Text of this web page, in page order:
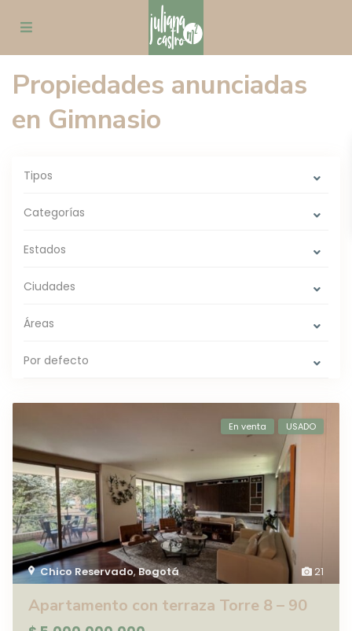
Propiedades anunciadas
en Gimnasio
Tipos
Categorías
Estados
Ciudades
Áreas
Por defecto
21
Chico Reservado,Bogotá
En venta USADO
Apartamento con terraza Torre 8 – 90